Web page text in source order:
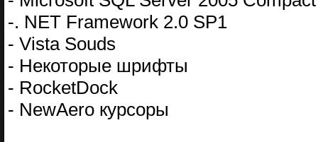
-. NET Framework 2.0 SP1
- Vista Souds
- Некоторые шрифты
- RocketDock
- NewAero курсоры